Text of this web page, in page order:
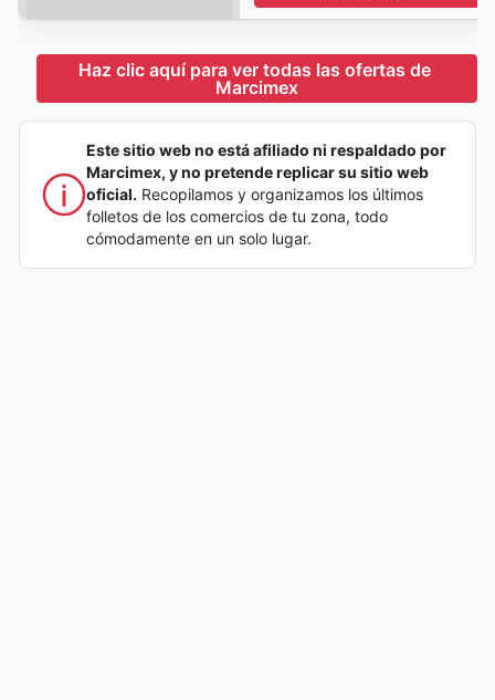
Haz clic aquí para ver todas las ofertas de
Marcimex
Este sitio web no está afiliado ni respaldado por
Marcimex, y no pretende replicar su sitio web
oficial. Recopilamos y organizamos los últimos
folletos de los comercios de tu zona, todo
cómodamente en un solo lugar.